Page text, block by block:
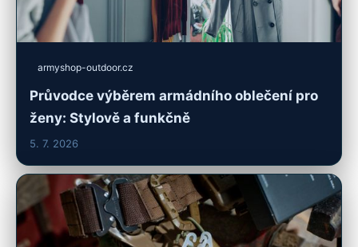
armyshop-outdoor.cz
Průvodce výběrem armádního oblečení pro
ženy: Stylově a funkčně
5. 7. 2026